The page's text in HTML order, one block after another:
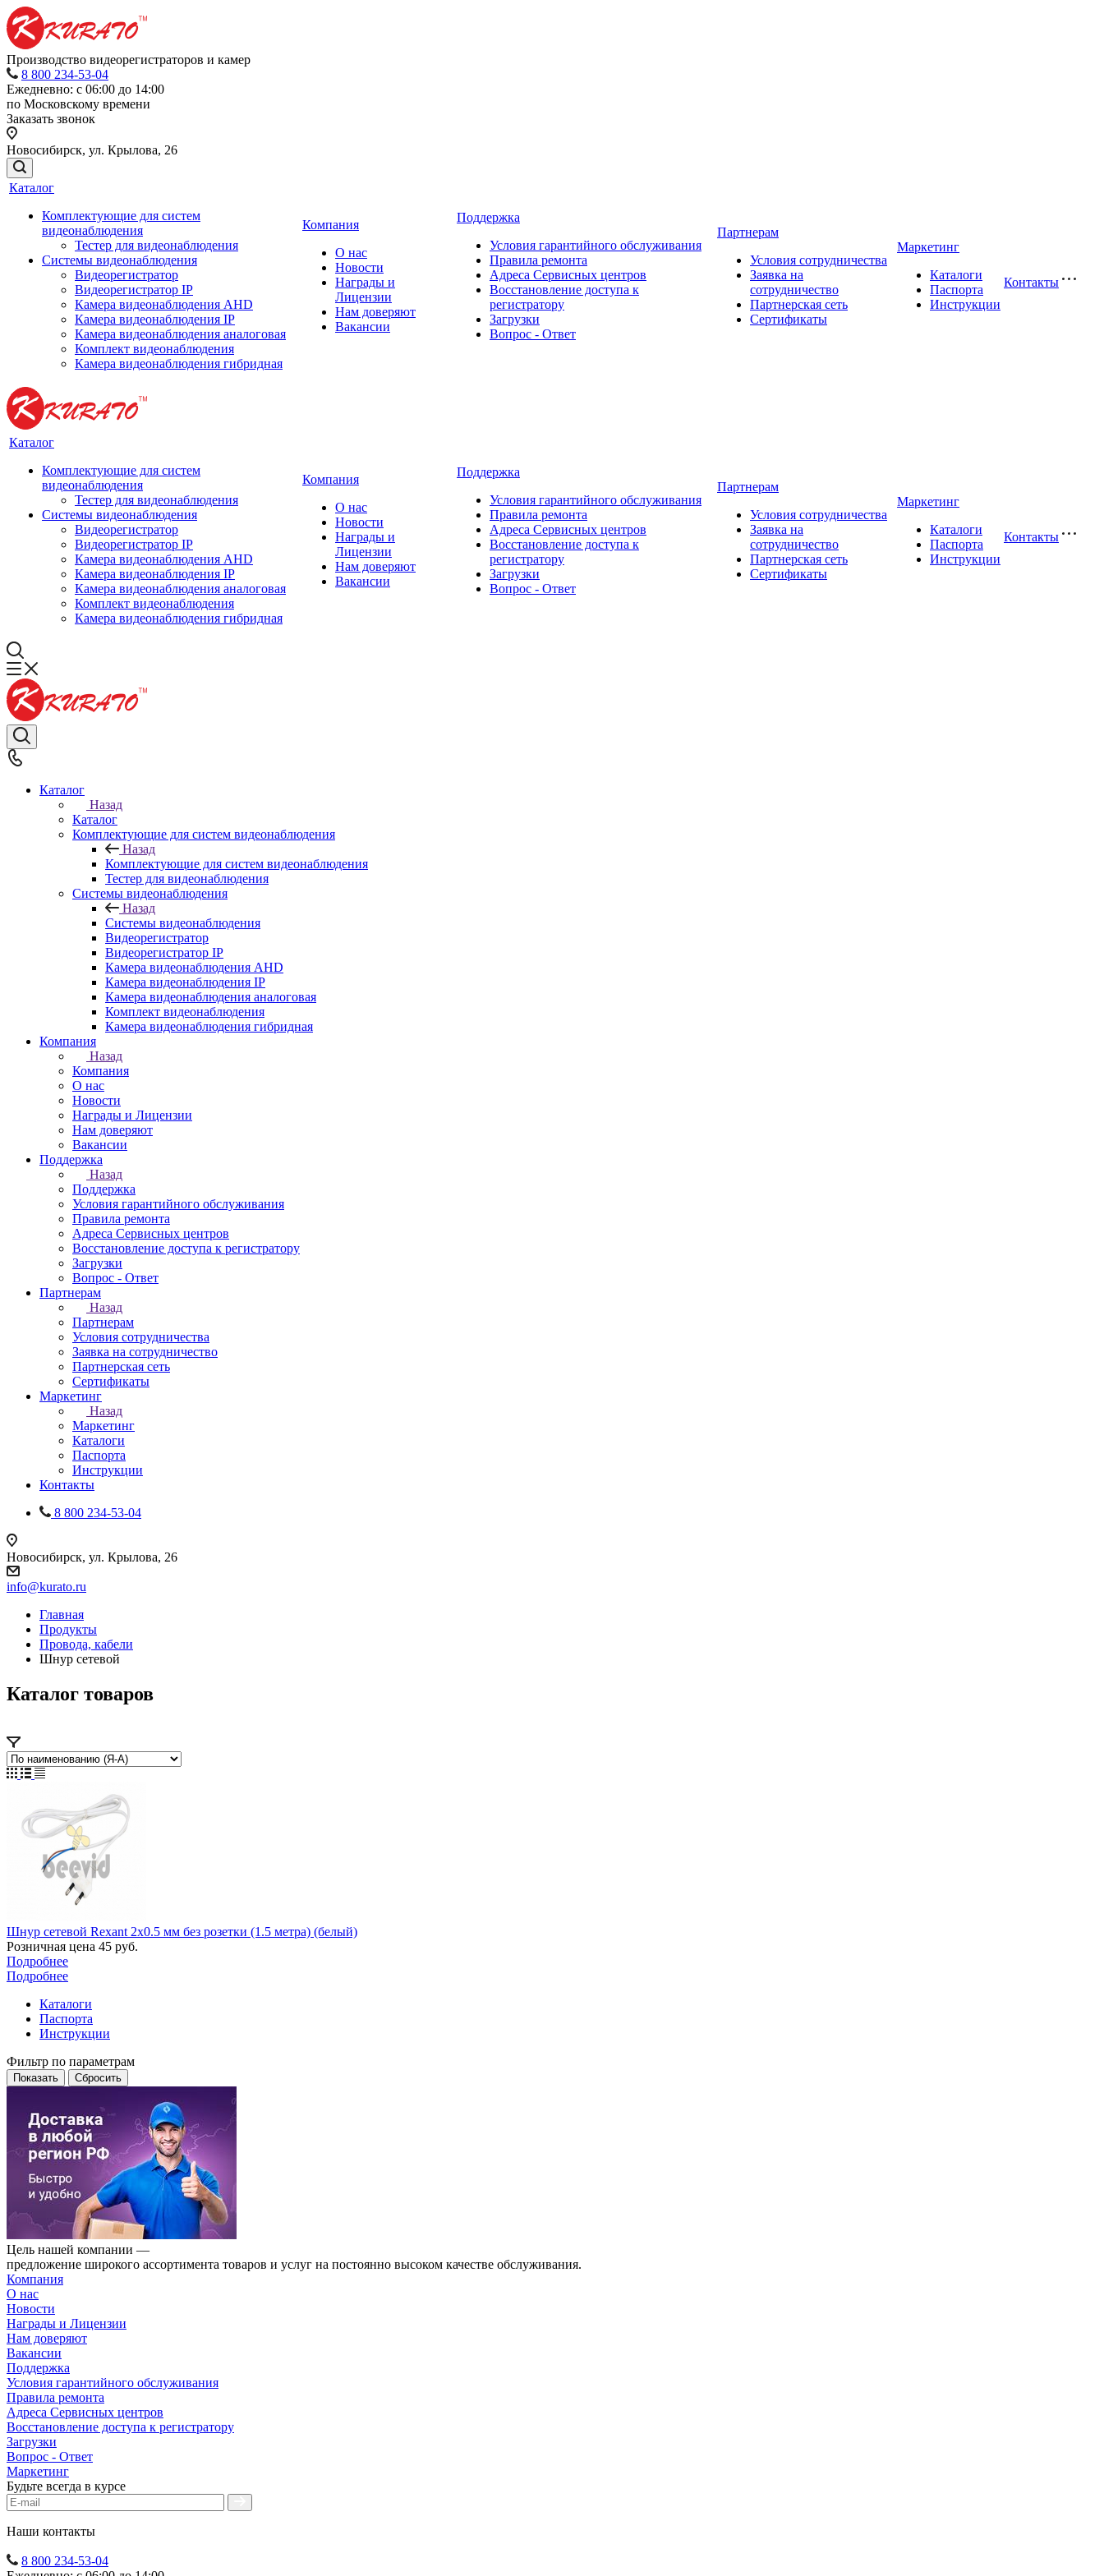
Производство видеорегистраторов и камер
8 800 234-53-04
Ежедневно: с 06:00 до 14:00
по Московскому времени
Заказать звонок
Новосибирск, ул. Крылова, 26
Каталог
Комплектующие для систем
видеонаблюдения
Тестер для видеонаблюдения
Системы видеонаблюдения
Видеорегистратор
Видеорегистратор IP
Камера видеонаблюдения AHD
Камера видеонаблюдения IP
Камера видеонаблюдения аналоговая
Комплект видеонаблюдения
Камера видеонаблюдения гибридная
Компания
О нас
Новости
Награды и
Лицензии
Нам доверяют
Вакансии
Поддержка
Условия гарантийного обслуживания
Правила ремонта
Адреса Сервисных центров
Восстановление доступа к
регистратору
Загрузки
Вопрос - Ответ
Партнерам
Условия сотрудничества
Заявка на
сотрудничество
Партнерская сеть
Сертификаты
Маркетинг
Каталоги
Паспорта
Инструкции
Контакты
Каталог
Комплектующие для систем
видеонаблюдения
Тестер для видеонаблюдения
Системы видеонаблюдения
Видеорегистратор
Видеорегистратор IP
Камера видеонаблюдения AHD
Камера видеонаблюдения IP
Камера видеонаблюдения аналоговая
Комплект видеонаблюдения
Камера видеонаблюдения гибридная
Компания
О нас
Новости
Награды и
Лицензии
Нам доверяют
Вакансии
Поддержка
Условия гарантийного обслуживания
Правила ремонта
Адреса Сервисных центров
Восстановление доступа к
регистратору
Загрузки
Вопрос - Ответ
Партнерам
Условия сотрудничества
Заявка на
сотрудничество
Партнерская сеть
Сертификаты
Маркетинг
Каталоги
Паспорта
Инструкции
Контакты
Каталог
Назад
Каталог
Комплектующие для систем видеонаблюдения
Назад
Комплектующие для систем видеонаблюдения
Тестер для видеонаблюдения
Системы видеонаблюдения
Назад
Системы видеонаблюдения
Видеорегистратор
Видеорегистратор IP
Камера видеонаблюдения AHD
Камера видеонаблюдения IP
Камера видеонаблюдения аналоговая
Комплект видеонаблюдения
Камера видеонаблюдения гибридная
Компания
Назад
Компания
О нас
Новости
Награды и Лицензии
Нам доверяют
Вакансии
Поддержка
Назад
Поддержка
Условия гарантийного обслуживания
Правила ремонта
Адреса Сервисных центров
Восстановление доступа к регистратору
Загрузки
Вопрос - Ответ
Партнерам
Назад
Партнерам
Условия сотрудничества
Заявка на сотрудничество
Партнерская сеть
Сертификаты
Маркетинг
Назад
Маркетинг
Каталоги
Паспорта
Инструкции
Контакты
8 800 234-53-04
Новосибирск, ул. Крылова, 26
info@kurato.ru
Главная
Продукты
Провода, кабели
Шнур сетевой
Каталог товаров
Шнур сетевой Rexant 2x0.5 мм без розетки (1.5 метра) (белый)
Розничная цена 45 руб.
Подробнее
Подробнее
Каталоги
Паспорта
Инструкции
Фильтр по параметрам
Сбросить
Цель нашей компании —
предложение широкого ассортимента товаров и услуг на постоянно высоком качестве обслуживания.
Компания
О нас
Новости
Награды и Лицензии
Нам доверяют
Вакансии
Поддержка
Условия гарантийного обслуживания
Правила ремонта
Адреса Сервисных центров
Восстановление доступа к регистратору
Загрузки
Вопрос - Ответ
Маркетинг
Будьте всегда в курсе
Наши контакты
8 800 234-53-04